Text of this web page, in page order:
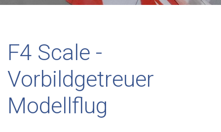
F4 Scale -
Vorbildgetreuer
Modellflug